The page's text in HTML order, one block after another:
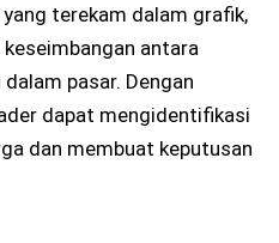
terekam dalam grafik,
antara
pasar. Dengan
dapat mengidentifikasi
dan membuat keputusan